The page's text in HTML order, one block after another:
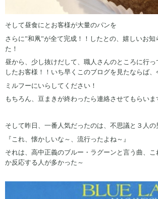
そして昼食にとお客様が大量のパンを
さらに”和凧”が全て完成！！したとの、嬉しいお知
た！
昼から、少し抜けだして、職人さんのところに行
したお客様！！いち早くこのブログを見たならば
ミルフーにいらしてください！
もちろん、豆まきが終わったら連絡させてもらいま
そして昨日、一番人気だったのは、不思議と３人
『これ、懐かしいな～、流行ったよね～』
それは、高中正義のブルー・ラグーンと言う曲、
か反応する人が多かった～